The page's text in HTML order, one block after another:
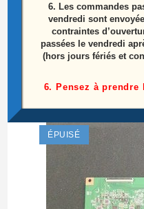
Ensemble Haut
Référence:
ÉPUISÉ
6. Les commandes
vendredi sont
contraintes
passées le vendredi
(hors jours fériés et
6. Pensez à prendre